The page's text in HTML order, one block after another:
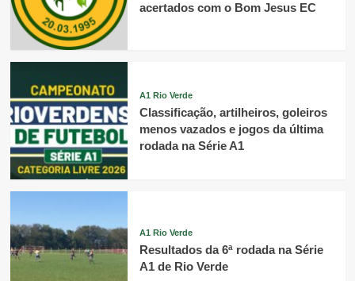
acertados com o Bom Jesus EC
A1 Rio Verde
Classificação, artilheiros, goleiros
menos vazados e jogos da última
rodada na Série A1
A1 Rio Verde
Resultados da 6ª rodada na Série
A1 de Rio Verde